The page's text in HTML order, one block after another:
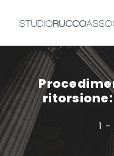
ritorsione:
1 -